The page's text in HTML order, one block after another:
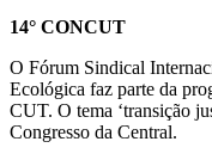
14° CONCUT
O Fórum Sindical
Ecológica faz parte da
CUT. O tema ‘transição
Congresso da Central.